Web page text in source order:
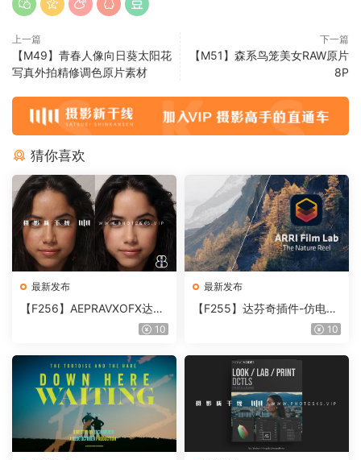
上一篇
【M49】青春人像向日葵太阳花
写真外拍精修调色原片素材
下一篇
【M51】森系鸟笼美女RAW原片
8P
猜你喜欢
最新发布
【F256】AEPRAVXOFX达芬
奇视频人像磨皮润肤美颜插件
10
最新发布
【F255】达芬奇插件-仿电影
胶片视频调色插件 ARRI Film
10